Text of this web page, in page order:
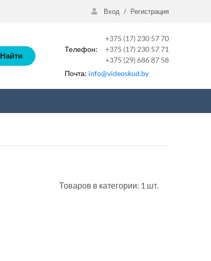
Вход / Регистрация
Найти
Телефон:
+375 (17) 230 57 70
+375 (17) 230 57 71
+375 (29) 686 87 58
Почта: info@videoskud.by
Товаров в категории: 1 шт.